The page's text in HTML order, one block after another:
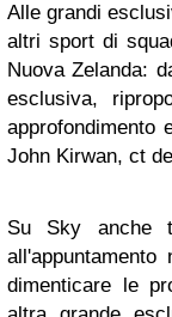
Alle grandi
altri sport di
Nuova Zelanda:
esclusiva,
approfondimento
John Kirwan, ct
Su Sky anche
dimenticare le